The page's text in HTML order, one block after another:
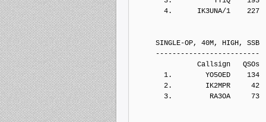
4.      IK3UNA/1    227
SINGLE-OP, 40M, HIGH, SSB
-------------------------
Callsign   QSOs  Points
1.        YO5OED    134
2.        IK2MPR     42
3.         RA3OA     73